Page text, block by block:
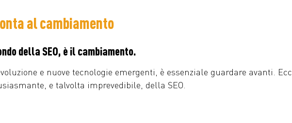
al cambiamento
della SEO, è il cambiamento.
e nuove tecnologie emergenti, è essenziale guardare avanti.
e talvolta imprevedibile, della SEO.